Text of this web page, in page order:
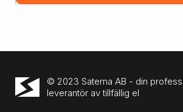
© 2023 Satema AB - din
leverantör av tillfällig el